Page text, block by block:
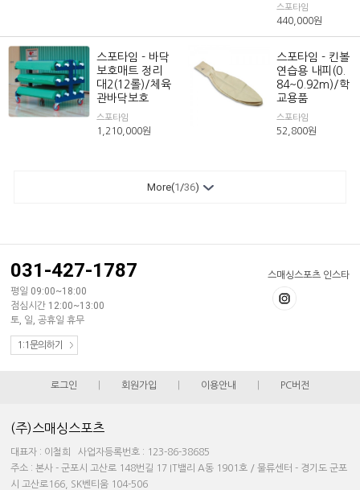
스포타임
440,000원
스포타임 - 바닥
보호매트 정리
대2(12롤)/체육
관바닥보호
스포타임
1,210,000원
스포타임 - 킨볼
연습용 내피(0.
84~0.92m)/학
교용품
스포타임
52,800원
More(1 /36)
스매싱스포츠 인스타
031-427-1787
평일 09:00~18:00
점심시간 12:00~13:00
토, 일, 공휴일 휴무
1:1문의하기
로그인 회원가입 이용안내 PC버전
(주)스매싱스포츠
대표자 : 이철희 사업자등록번호 : 123-86-38685
주소 : 본사 - 군포시 고산로 148번길 17 IT밸리 A동 1901호 / 물류센터 - 경기도 군포
시 고산로166, SK벤티움 104-506